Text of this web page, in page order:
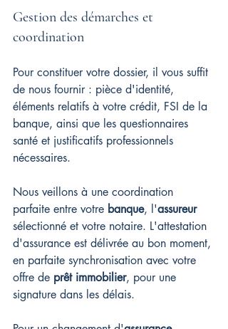
Gestion des démarches et
coordination
Pour constituer votre dossier, il vous suffit
de nous fournir : pièce d'identité,
éléments relatifs à votre crédit, FSI de la
banque, ainsi que les questionnaires
santé et justificatifs professionnels
nécessaires.
Nous veillons à une coordination
parfaite entre votre banque, l'assureur
sélectionné et votre notaire. L'attestation
d'assurance est délivrée au bon moment,
en parfaite synchronisation avec votre
offre de prêt immobilier, pour une
signature dans les délais.